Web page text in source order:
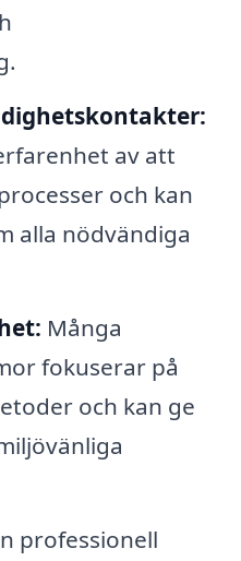
av att
och kan
alla nödvändiga
Många
fokuserar på
och kan ge
professionell